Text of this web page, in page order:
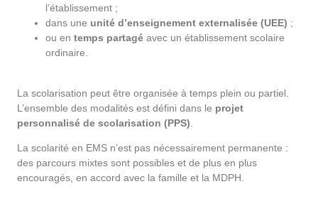
l’établissement ;
dans une unité d’enseignement externalisée (UEE) ;
ou en temps partagé avec un établissement scolaire
ordinaire.
La scolarisation peut être organisée à temps plein ou partiel.
L’ensemble des modalités est défini dans le projet
personnalisé de scolarisation (PPS)
La scolarité en EMS n’est pas nécessairement permanente :
des parcours mixtes sont possibles et de plus en plus
encouragés, en accord avec la famille et la MDPH.